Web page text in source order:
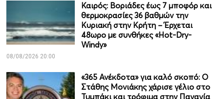
Καιρός: Βοριάδες έως 7 μποφόρ και
θερμοκρασίες 36 βαθμών την
Κυριακή στην Κρήτη – Έρχεται
48ωρο με συνθήκες «Hot-Dry-
Windy»
08/08/2026 20:00
«365 Ανέκδοτα» για καλό σκοπό: Ο
Στάθης Μονιάκης χάρισε γέλιο στο
Τυμπάκι και τρόφιμα στην Παναγία